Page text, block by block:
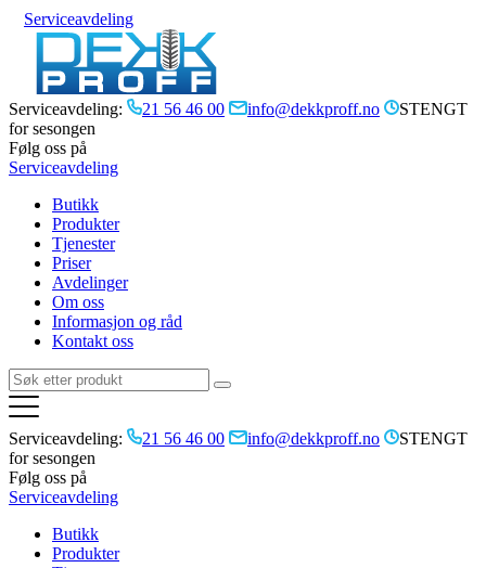
Serviceavdeling
Serviceavdeling: 21 56 46 00 info@dekkproff.no
STENGT
for sesongen
Følg oss på
Serviceavdeling
Butikk
Produkter
Tjenester
Priser
Avdelinger
Om oss
Informasjon og råd
Kontakt oss
Serviceavdeling: 21 56 46 00 info@dekkproff.no
STENGT
for sesongen
Følg oss på
Serviceavdeling
Butikk
Produkter